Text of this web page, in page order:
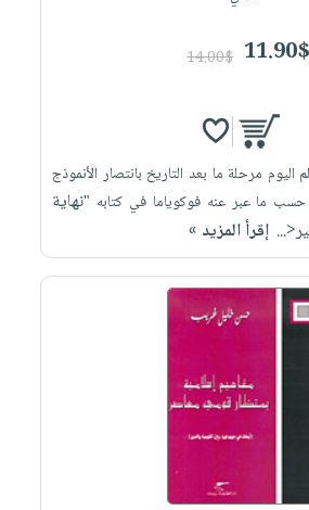
11.90$
14.00$
اليوم مرحلة ما بعد التاريخ بانتصار الأنموذج
حسب ما عبر عنه فوكوياما في كتابه "نهاية
إقرأ المزيد »